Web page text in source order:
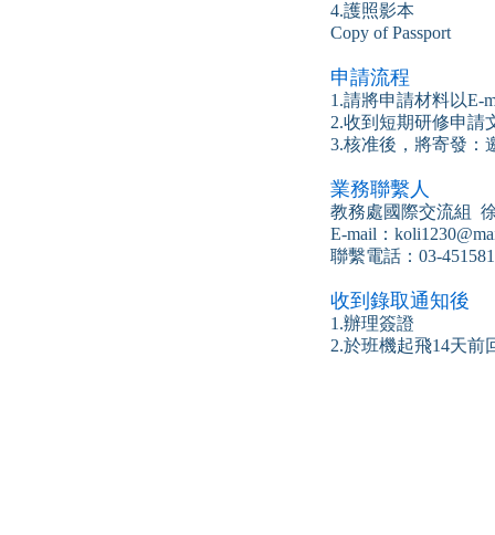
4.護照影本
Copy of Passport
申請流程
1.請將申請材料以E-
2.收到短期研修申請
3.核准後，將寄發：
業務聯繫人
教務處國際交流組
E-mail：
聯繫電話：03-
收到錄取通知後
1.辦理簽證
2.於班機起飛14天前